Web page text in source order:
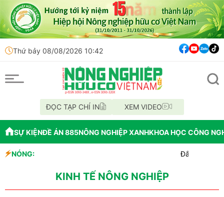
Thứ bảy 08/08/2026 10:42
ĐỌC TẠP CHÍ IN XEM VIDEO
SỰ KIỆNĐỀ ÁN 885NÔNG NGHIỆP XANHKHOA HỌC CÔNG
NÓNG:
Đắk Lắk tổ chức diễu
Tổ chức lấy mẫu AND
KINH TẾ NÔNG NGHIỆP